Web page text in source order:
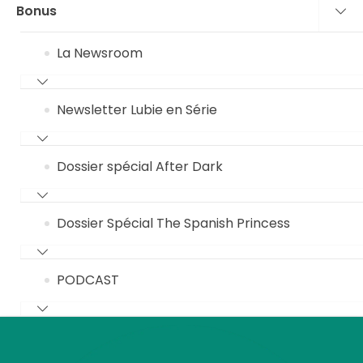
Bonus
La Newsroom
Newsletter Lubie en Série
Dossier spécial After Dark
Dossier Spécial The Spanish Princess
PODCAST